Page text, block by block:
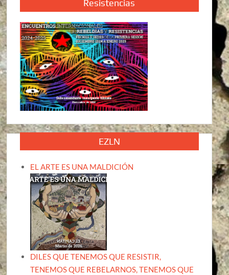
Resistencias
EZLN
EL ARTE ES UNA MALDICIÓN
DILES QUE TENEMOS QUE RESISTIR,
TENEMOS QUE REBELARNOS, TENEMOS QUE